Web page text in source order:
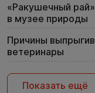
«Ракушечный
в музее природы
Причины
ветеринары
Показать ещё